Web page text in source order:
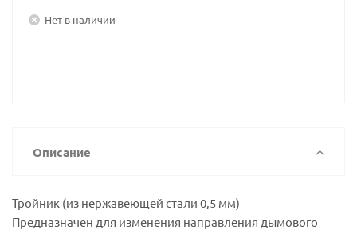
Нет в наличии
Описание
Тройник (из нержавеющей стали 0,5 мм)
Предназначен для изменения направления дымового